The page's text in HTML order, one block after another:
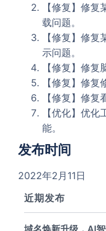
【修复】修
载问题。
【修复】修
示问题。
【修复】修复
【修复】修复
【修复】修复
【优化】优
能。
发布时间
2022年2月11日
近期发布
域名焕新升级，AI